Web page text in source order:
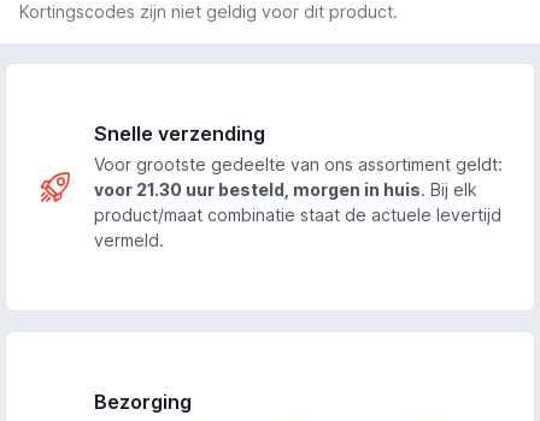
Kortingscodes zijn niet geldig voor dit product.
Snelle verzending
Voor grootste gedeelte van ons assortiment geldt:
voor 21.30 uur besteld, morgen in huis. Bij elk
product/maat combinatie staat de actuele levertijd
vermeld.
Bezorging